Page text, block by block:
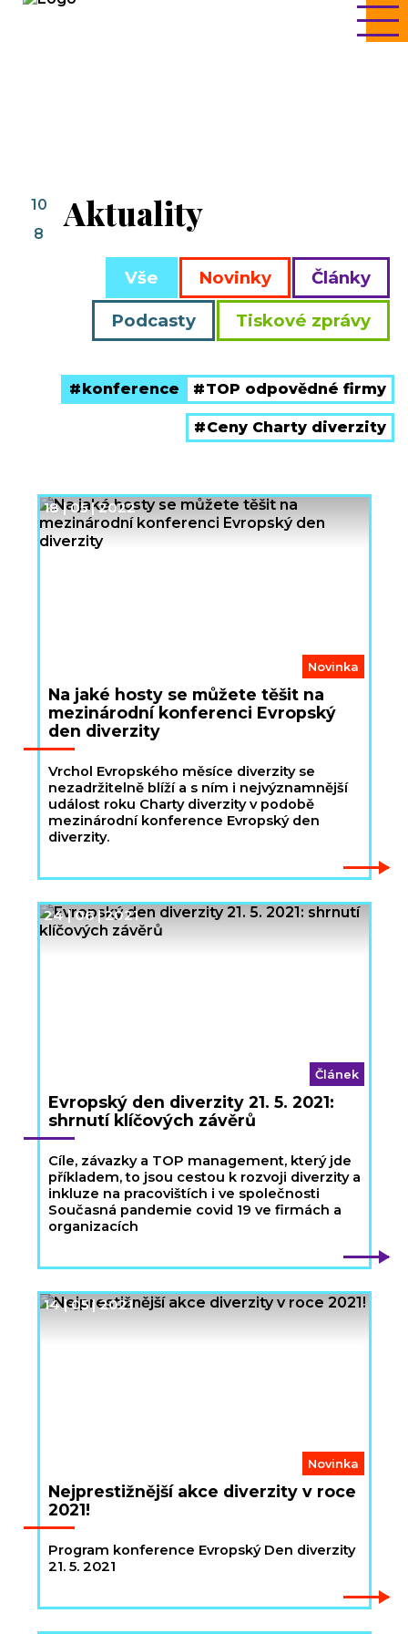
10
8
Aktuality
Vše Novinky Články
Podcasty Tiskové zprávy
konference TOP odpovědné firmy
Ceny Charty diverzity
Novinka
Na jaké hosty se můžete těšit na
mezinárodní konferenci Evropský
den diverzity
18 | 05 | 2022
Vrchol Evropského měsíce diverzity se
nezadržitelně blíží a s ním i nejvýznamnější
událost roku Charty diverzity v podobě
mezinárodní konference Evropský den
diverzity.
Článek
Evropský den diverzity 21. 5. 2021:
shrnutí klíčových závěrů
24 | 06 | 2021
Cíle, závazky a TOP management, který jde
příkladem, to jsou cestou k rozvoji diverzity a
inkluze na pracovištích i ve společnosti
Současná pandemie covid 19 ve firmách a
organizacích
Novinka
Nejprestižnější akce diverzity v roce
2021!
14 | 05 | 2021
Program konference Evropský Den diverzity
21. 5. 2021